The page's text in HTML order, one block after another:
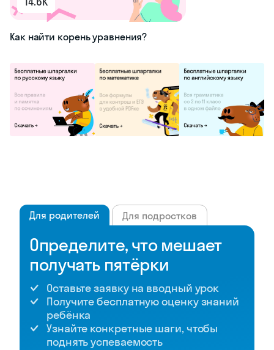
Как найти корень уравнения?
Для родителей Для подростков
Определите, что мешает
получать пятёрки
Оставьте заявку на вводный урок
Получите бесплатную оценку знаний
ребёнка
Узнайте конкретные шаги, чтобы
поднять успеваемость